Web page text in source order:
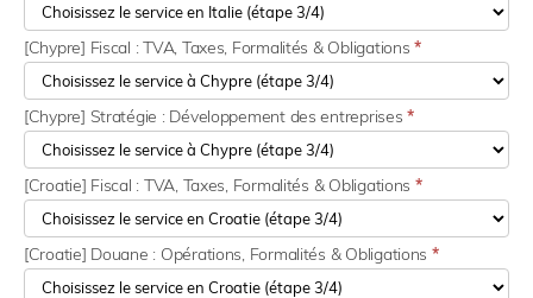
[Chypre] Fiscal : TVA, Taxes, Formalités & Obligations*
[Chypre] Stratégie : Développement des entreprises*
[Croatie] Fiscal : TVA, Taxes, Formalités & Obligations *
[Croatie] Douane : Opérations, Formalités & Obligations *